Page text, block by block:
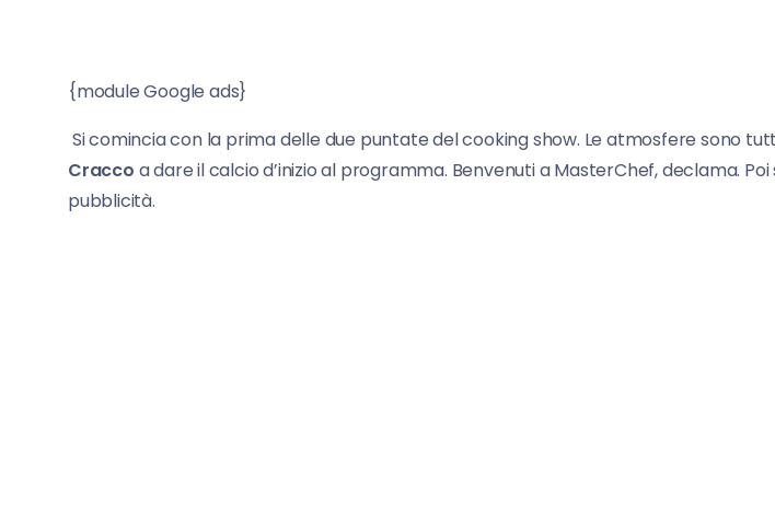
{module Google ads}
Si comincia con la prima delle due puntate del cooking show. Le atmosfere sono
Cracco a dare il calcio d’inizio al programma. Benvenuti a MasterChef, declama.
pubblicità.